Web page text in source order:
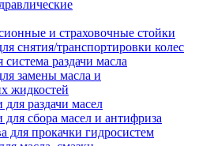
и страховочные стойки
снятия/транспортировки колес
система раздачи масла
замены масла и
жидкостей
для раздачи масел
для сбора масел и антифриза
для прокачки гидросистем